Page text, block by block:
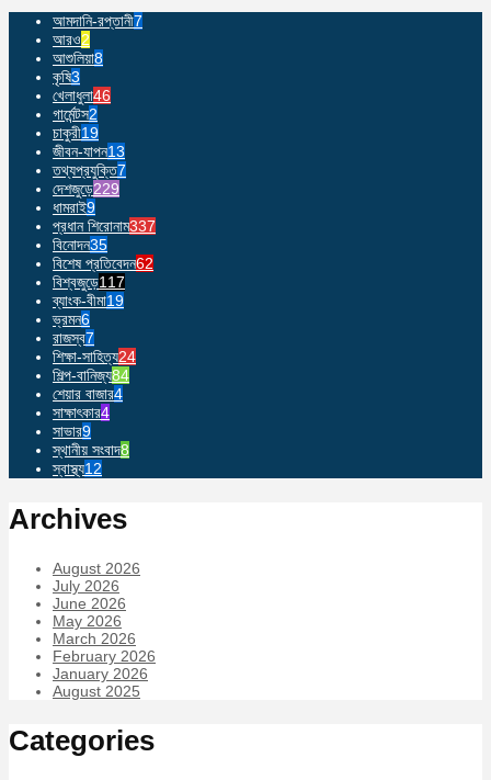
আমদানি-রপ্তানী7
আরও2
আশুলিয়া8
কৃষি3
খেলাধুলা46
গার্মেন্টস2
চাকুরী19
জীবন-যাপন13
তথ্যপ্রযুক্তি7
দেশজুড়ে229
ধামরাই9
প্রধান শিরোনাম337
বিনোদন35
বিশেষ প্রতিবেদন62
বিশ্বজুড়ে117
ব্যাংক-বীমা19
ভ্রমন6
রাজস্ব7
শিক্ষা-সাহিত্য24
শিল্প-বানিজ্য84
শেয়ার বাজার4
সাক্ষাৎকার4
সাভার9
স্থানীয় সংবাদ8
স্বাস্থ্য12
Archives
August 2026
July 2026
June 2026
May 2026
March 2026
February 2026
January 2026
August 2025
Categories